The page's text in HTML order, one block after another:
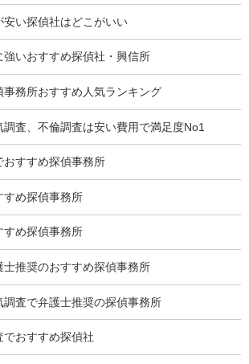
浮気調査）
依頼の割合
の離婚
い探偵社はどこがいい
いおすすめ探偵社・興信所
務所おすすめ人気ランキング
査、不倫調査は安い費用で満足度No1
すすめ探偵事務所
すめ探偵事務所
すめ探偵事務所
推奨のおすすめ探偵事務所
査で弁護士推奨の探偵事務所
おすすめ探偵社